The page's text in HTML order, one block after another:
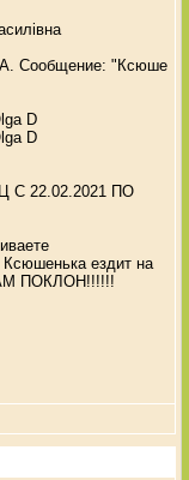
Сообщение: "Ксюше
D
D
22.02.2021 ПО
ездит на
ПОКЛОН!!!!!!